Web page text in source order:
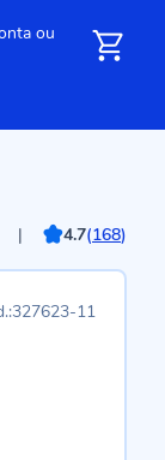
ou
| 4.7(168)
327623-11